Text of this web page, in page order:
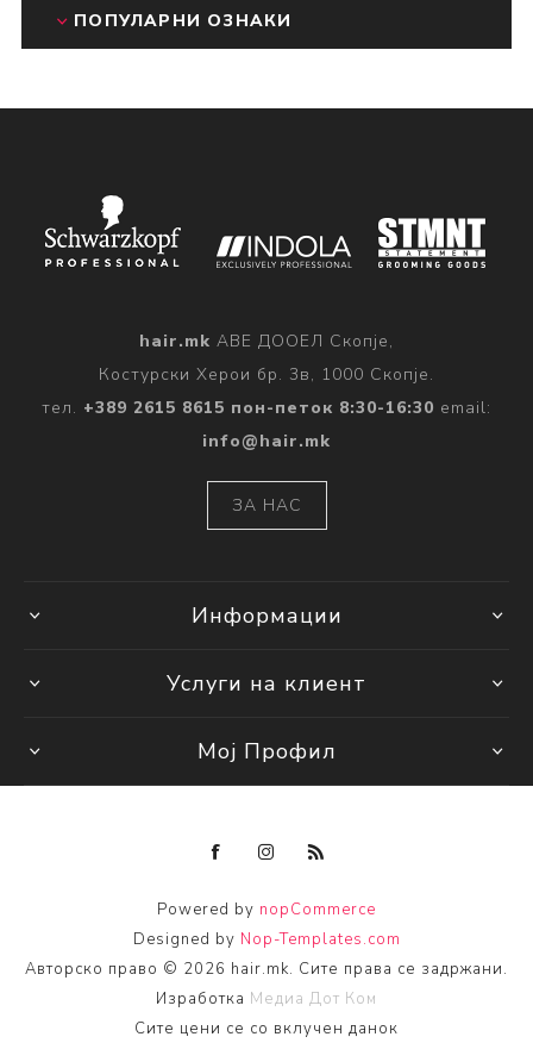
ПОПУЛАРНИ ОЗНАКИ
hair.mk АВЕ ДООЕЛ Скопје,
Костурски Херои бр. 3в, 1000 Скопје.
тел. +389 2615 8615 пон-петок 8:30-16:30 email:
info@hair.mk
ЗА НАС
Информации
Услуги на клиент
Мој Профил
Powered by nopCommerce
Designed by Nop-Templates.com
Авторско право © 2026 hair.mk. Сите права се задржани.
Изработка Медиа Дот Ком
Сите цени се со вклучен данок